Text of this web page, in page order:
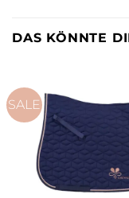
DAS KÖNNTE
SALE